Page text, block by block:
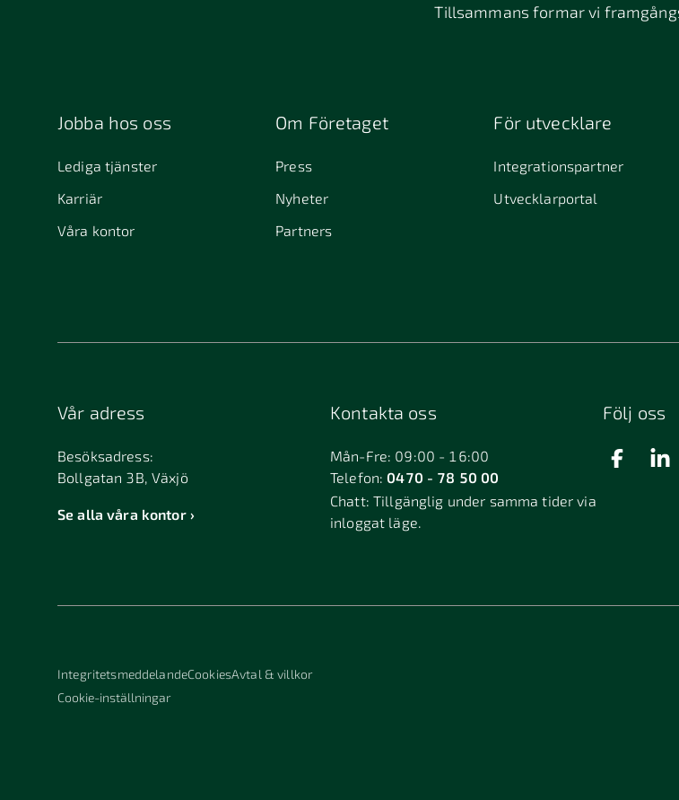
Tillsammans formar vi
Jobba hos oss
Lediga tjänster
Karriär
Våra kontor
Om Företaget
Press
Nyheter
Partners
För utvecklare
Integrationspartner
Utvecklarportal
Vår adress
Besöksadress:
Bollgatan 3B, Växjö
Se alla våra kontor
Kontakta oss
Mån-Fre: 09:00 - 16:00
Telefon:0470 - 78 50 00
Chatt:Tillgänglig under samma tider via
inloggat läge.
Följ oss
IntegritetsmeddelandeCookiesAvtal & villkor
Cookie-inställningar